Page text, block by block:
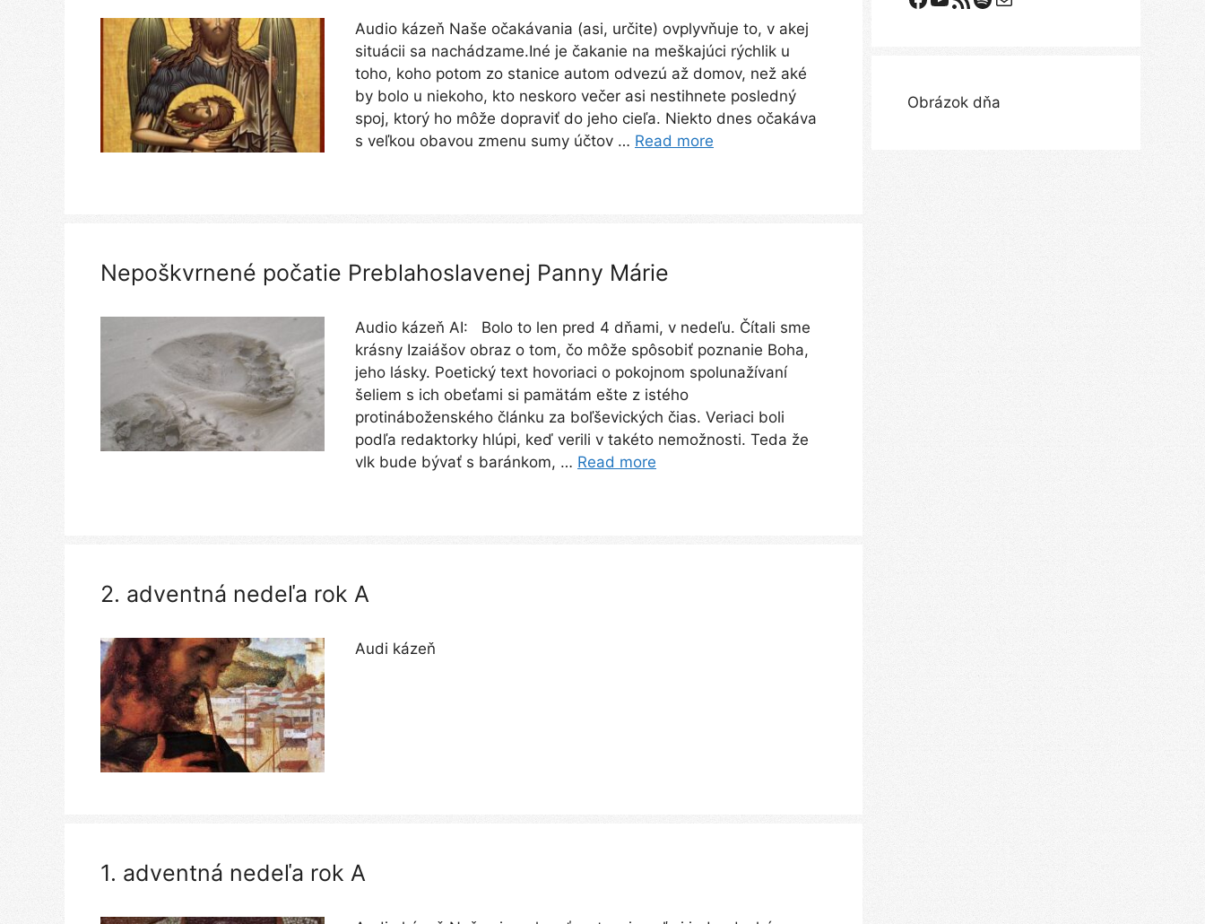
Audio kázeň Naše očakávania (asi, určite) ovplyvňuje to, v akej
situácii sa nachádzame.Iné je čakanie na meškajúci rýchlik u
toho, koho potom zo stanice autom odvezú až domov, než aké
by bolo u niekoho, kto neskoro večer asi nestihnete posledný
spoj, ktorý ho môže dopraviť do jeho cieľa. Niekto dnes očakáva
s veľkou obavou zmenu sumy účtov … Read more
Nepoškvrnené počatie Preblahoslavenej Panny Márie
Audio kázeň AI: Bolo to len pred 4 dňami, v nedeľu. Čítali sme
krásny Izaiášov obraz o tom, čo môže spôsobiť poznanie Boha,
jeho lásky. Poetický text hovoriaci o pokojnom spolunažívaní
šeliem s ich obeťami si pamätám ešte z istého
protináboženského článku za boľševických čias. Veriaci boli
podľa redaktorky hlúpi, keď verili v takéto nemožnosti. Teda že
vlk bude bývať s baránkom, … Read more
2. adventná nedeľa rok A
Audi kázeň
1. adventná nedeľa rok A
Obrázok dňa